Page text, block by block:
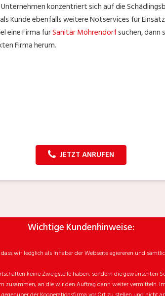
Unternehmen konzentriert sich auf die
Kunde ebenfalls weitere Notservices für
eine Firma fürSanitär Möhrendorfsuchen, dann
Firma herum.
JETZT ANRUFEN
Wichtige Kundenhinweise:
wir ledglich als Inhaber der Webseite agiereren und
keine Zweigstelle haben, sondern die gewünschten
zusammen, an die wir den Auftrag dann weiter vermitteln.